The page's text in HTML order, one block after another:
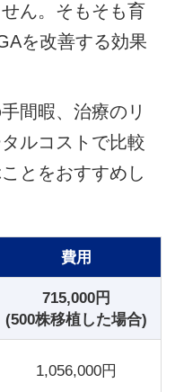
ん。そもそも育
を改善する効果
間暇、治療のリ
ルコストで比較
とをおすすめし
費用
715,000円
(500株移植した場合)
1,056,000円